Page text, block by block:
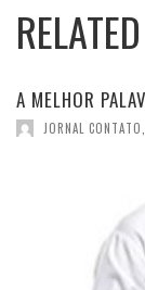
A MELHOR
JORNAL CONTATO